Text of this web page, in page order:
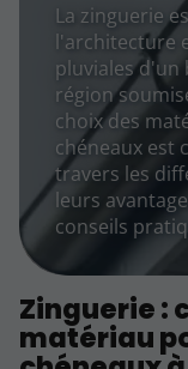
La zinguerie
l'architecture
pluviales d'un
région
choix des
chéneaux est
travers les
leurs
conseils
Zinguerie :
matériau